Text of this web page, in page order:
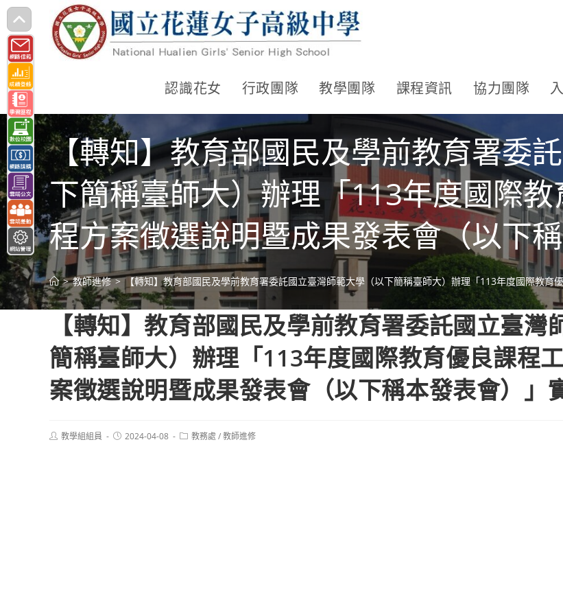
跳
轉
至
主
要
內
容
認識花女 行政團隊 教學團隊 課程資訊 協力團隊
【轉知】教育部國民及學前教育署委
下簡稱臺師大）辦理「113年度國際
程方案徵選說明暨成果發表會（以下
> 教師進修 > 【轉知】教育部國民及學前教育署委託國立臺灣師範大學（以下簡稱臺師大）辦理「113年度國際教育
【轉知】教育部國民及學前教育署委託國立臺灣
簡稱臺師大）辦理「113年度國際教育優良課程
案徵選說明暨成果發表會（以下稱本發表會）」
Post教學組組員
Post2024-04-08
Post教務處 /教師進修